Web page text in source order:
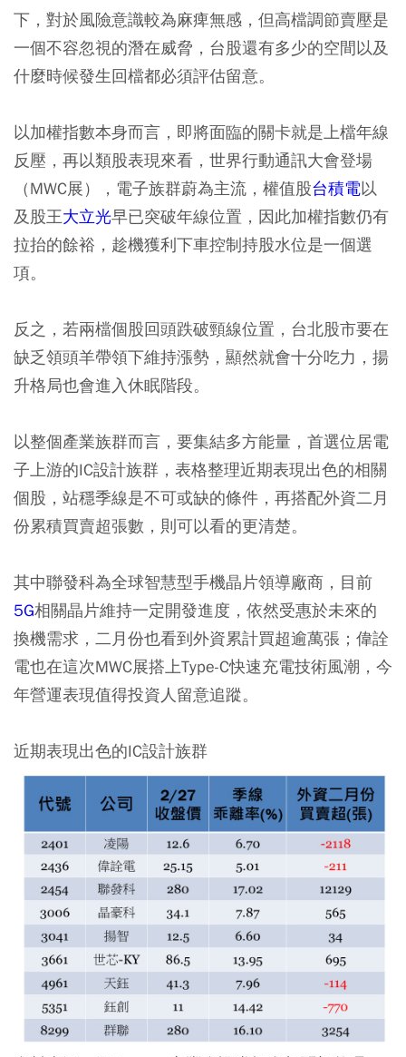
下，對於風險意識較為麻痺無感，但高檔調節賣壓是
一個不容忽視的潛在威脅，台股還有多少的空間以及
什麼時候發生回檔都必須評估留意。
以加權指數本身而言，即將面臨的關卡就是上檔年線
反壓，再以類股表現來看，世界行動通訊大會登場
（MWC展），電子族群蔚為主流，權值股台積電以
及股王大立光早已突破年線位置，因此加權指數仍有
拉抬的餘裕，趁機獲利下車控制持股水位是一個選
項。
反之，若兩檔個股回頭跌破頸線位置，台北股市要在
缺乏領頭羊帶領下維持漲勢，顯然就會十分吃力，揚
升格局也會進入休眠階段。
以整個產業族群而言，要集結多方能量，首選位居電
子上游的IC設計族群，表格整理近期表現出色的相關
個股，站穩季線是不可或缺的條件，再搭配外資二月
份累積買賣超張數，則可以看的更清楚。
其中聯發科為全球智慧型手機晶片領導廠商，目前
5G相關晶片維持一定開發進度，依然受惠於未來的
換機需求，二月份也看到外資累計買超逾萬張；偉詮
電也在這次MWC展搭上Type-C快速充電技術風潮，今
年營運表現值得投資人留意追蹤。
近期表現出色的IC設計族群